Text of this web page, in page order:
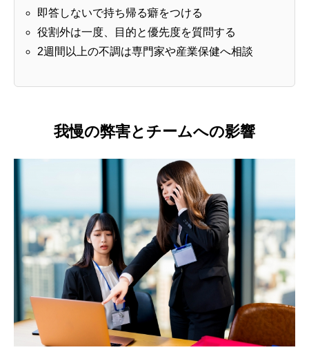
即答しないで持ち帰る癖をつける
役割外は一度、目的と優先度を質問する
2週間以上の不調は専門家や産業保健へ相談
我慢の弊害とチームへの影響